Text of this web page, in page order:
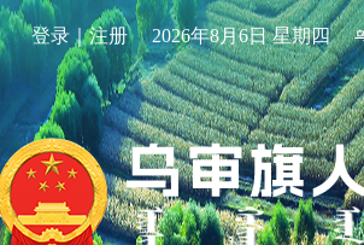
登录｜注册 2026年8月6日 星期四